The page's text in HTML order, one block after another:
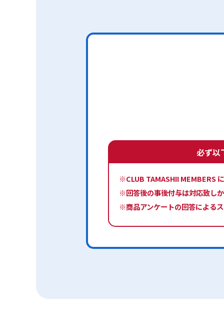
必ず以
※CLUB TAMASHII MEMBERS
※回答後の事後付与は対応致し
※商品アンケートの回答による